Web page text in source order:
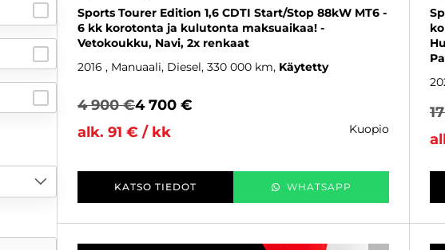
Sports Tourer Edition 1,6 CDTI Start/Stop 88kW MT6 -
6 kk korotonta ja kulutonta maksuaikaa! -
Vetokoukku, Navi, 2x renkaat
2016 , Manuaali, Diesel, 330 000 km Käytetty
4 900 €4 700 €
alk. 91 € / kk
kuopio
KATSO TIEDOT WHATSAPP